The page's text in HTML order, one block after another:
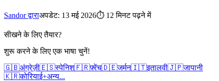
Sandor द्वाराअपडेट: 13 मई 2026⏱ 12 मिनट पढ़ने में
सीखने के लिए तैयार?
शुरू करने के लिए एक भाषा चुनें!
🇬🇧अंग्रेज़ी🇪🇸स्पेनिश🇫🇷फ़्रेंच🇩🇪जर्मन🇮🇹इतालवी🇯🇵जापानी
🇰🇷कोरियाई+अन्य...